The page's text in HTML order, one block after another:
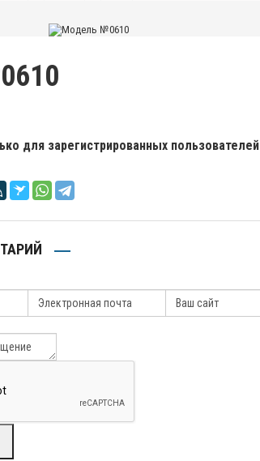
для зарегистрированных пользователей